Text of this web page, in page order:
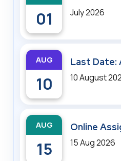
01 July 2026
AUG
10
Last Date:
10 August
AUG
15
Online
15 Aug 2026